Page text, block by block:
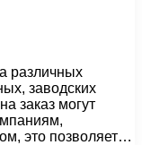
различных
заводских
заказ могут
это позволяет…